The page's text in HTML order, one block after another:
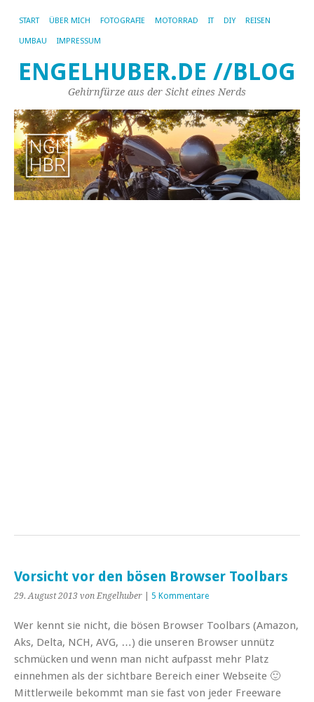
START ÜBER MICH FOTOGRAFIE MOTORRAD IT DIY REISEN
UMBAU IMPRESSUM
ENGELHUBER.DE //BLOG
Gehirnfürze aus der Sicht eines Nerds
Vorsicht vor den bösen Browser Toolbars
29. August 2013 von Engelhuber 5 Kommentare
Wer kennt sie nicht, die bösen Browser Toolbars (Amazon,
Aks, Delta, NCH, AVG, …) die unseren Browser unnütz
schmücken und wenn man nicht aufpasst mehr Platz
einnehmen als der sichtbare Bereich einer Webseite 🙂
Mittlerweile bekommt man sie fast von jeder Freeware